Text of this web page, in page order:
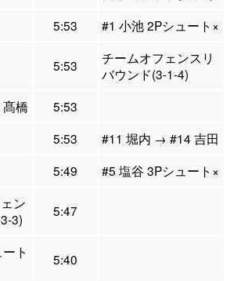
5:53
#1 小池 2Pシュート×
5:53
チームオフェンスリ
バウンド(3-1-4)
橋
5:53
5:53
#11 堀内 → #14 吉田
5:49
#5 塩谷 3Pシュート×
ン
3)
5:47
ト
5:40